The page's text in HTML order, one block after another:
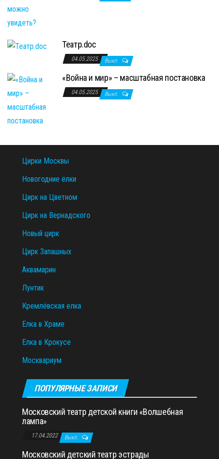
Театр.doc
04.05.2025 Выкл.
«Война и мир» – масштабная постановка
04.05.2025 Выкл.
Цирки Москвы
Новогодние ёлки
Цирк на Цветном
Цирк на Вернадского
Новый цирк
Цирк Запашных
Аквамарин
Лунтик
Кремлёвская елка
Елка в Храме
Елка в Крокусе
Москвариум
ПОПУЛЯРНЫЕ ЗАПИСИ
Московский театр детской книги «Волшебная
лампа»
17.04.2022 Выкл.
Московский детский театр эстрады